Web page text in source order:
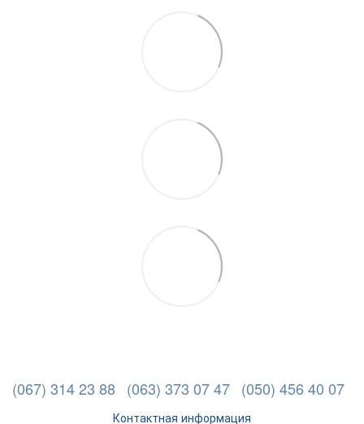
(067) 314 23 88 (063) 373 07 47 (050) 456 40 07
Контактная информация